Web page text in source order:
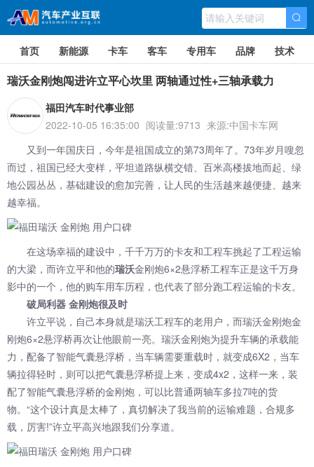
首页 新能源 卡车 客车 专用车 品牌 技术
瑞沃金刚炮闯进许立平心坎里 两轴通过性+三轴承载力
福田汽车时代事业部
2022-10-05 16:35:00 阅读量:9713 来源:中国卡车网
又到一年国庆日，今年是祖国成立的第73周年了。73年岁月嗖忽
而过，祖国已经大变样，平坦道路纵横交错、百米高楼拔地而起、绿
地公园丛丛，基础建设的愈加完善，让人民的生活越来越便捷、越来
越幸福。
在这场幸福的建设中，千千万万的卡友和工程车挑起了工程运输
的大梁，而许立平和他的瑞沃金刚炮6×2悬浮桥工程车正是这千万身
影中的一个，他的购车用车历程，也代表了部分跑工程运输的卡友。
破局利器 金刚炮很及时
许立平说，自己本身就是瑞沃工程车的老用户，而瑞沃金刚炮金
刚炮6×2悬浮桥再次让他眼前一亮。瑞沃金刚炮为提升车辆的承载能
力，配备了智能气囊悬浮桥，当车辆需要重载时，就变成6X2，当车
辆拉得轻时，则可以把气囊悬浮桥提上来，变成4x2，这样一来，装
配了智能气囊悬浮桥的金刚炮，可以比普通两轴车多拉7吨的货
物。“这个设计真是太棒了，真切解决了我当前的运输难题，合规多
载，厉害!”许立平高兴地跟我们分享道。